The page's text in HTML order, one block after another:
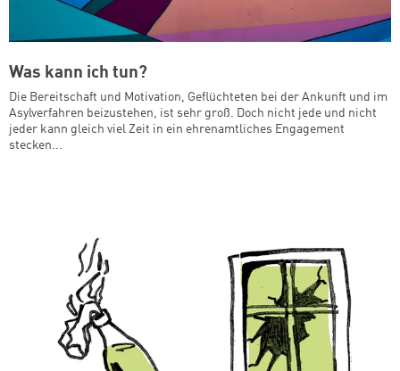
Was kann ich tun?
Die Bereitschaft und Motivation, Geflüchteten bei der Ankunft und im
Asylverfahren beizustehen, ist sehr groß. Doch nicht jede und nicht
jeder kann gleich viel Zeit in ein ehrenamtliches Engagement
stecken...